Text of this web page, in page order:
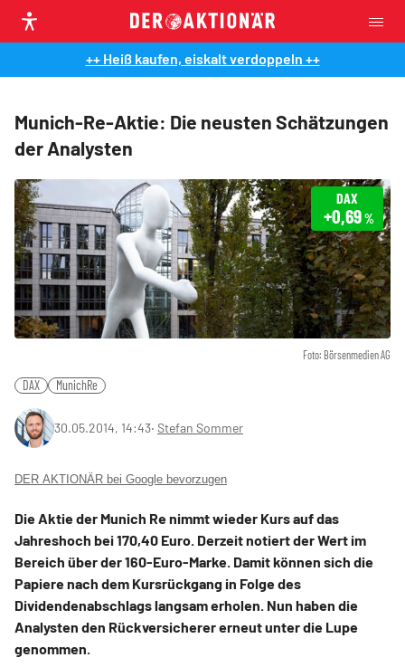
++ Heiß kaufen, eiskalt verdoppeln ++
Munich-Re-Aktie: Die neusten Schätzungen
der Analysten
Foto: Börsenmedien AG
DAX
+0,69%
DAX MunichRe
30.05.2014, 14:43‧ Stefan Sommer
DER AKTIONÄR bei Google bevorzugen
Die Aktie der Munich Re nimmt wieder Kurs auf das
Jahreshoch bei 170,40 Euro. Derzeit notiert der Wert im
Bereich über der 160-Euro-Marke. Damit können sich die
Papiere nach dem Kursrückgang in Folge des
Dividendenabschlags langsam erholen. Nun haben die
Analysten den Rückversicherer erneut unter die Lupe
genommen.